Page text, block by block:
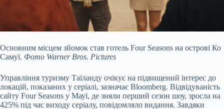
Основним місцем зйомок став готель Four Seasons на острові Ко
Самуї. Фото Warner Bros. Pictures
Управління туризму Таїланду очікує на підвищений інтерес до
локацій, показаних у серіалі, зазначає Bloomberg. Відвідуваність
сайту Four Seasons у Мауї, де зняли перший сезон шоу, зросла на
425% під час виходу серіалу, повідомляло видання. Завдяки